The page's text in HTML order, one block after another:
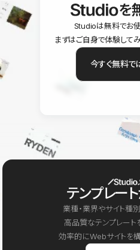
を
Studioは無料でお使
まずはご自身で体験して
今すぐ無料で
テンプレー
業種・業界やサイト種
高品質なテンプレート
効率的にWebサイトを構